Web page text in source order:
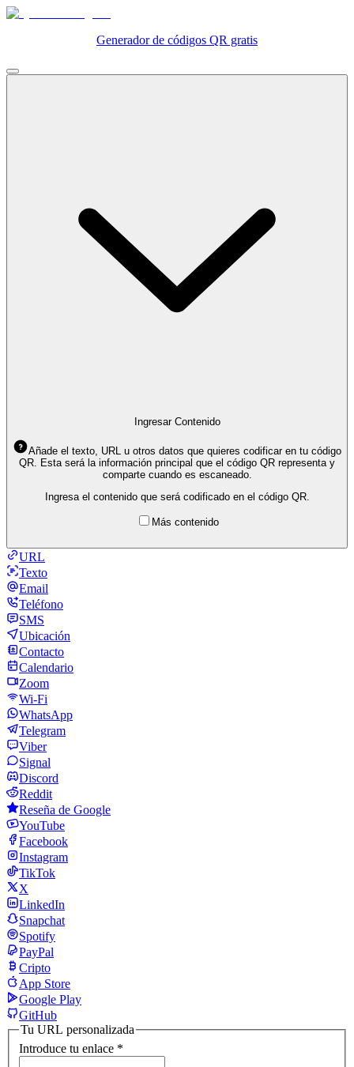
Generador de códigos QR gratis
Ingresar Contenido
Añade el texto, URL u otros datos que quieres codificar en tu código
QR. Esta será la información principal que el código QR representa y
comparte cuando es escaneado.
Ingresa el contenido que será codificado en el código QR.
Más contenido
URL
Texto
Email
Teléfono
SMS
Ubicación
Contacto
Calendario
Zoom
Wi-Fi
WhatsApp
Telegram
Viber
Signal
Discord
Reddit
Reseña de Google
YouTube
Facebook
Instagram
TikTok
X
LinkedIn
Snapchat
Spotify
PayPal
Cripto
App Store
Google Play
GitHub
Tu URL personalizada
Introduce tu enlace *